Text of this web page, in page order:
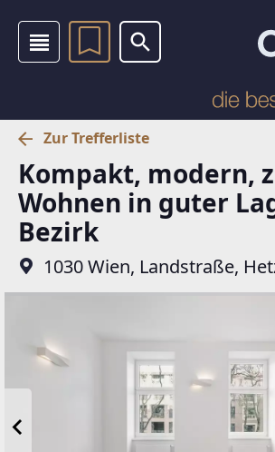
Zur Trefferliste
Kompakt, modern,
Wohnen in guter
Bezirk
1030 Wien, Landstraße,